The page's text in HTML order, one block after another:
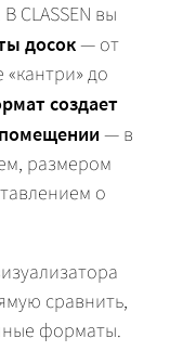
В CLASSEN вы
досок— от
«кантри» до
создает
— в
размером
о
сравнить,
форматы.